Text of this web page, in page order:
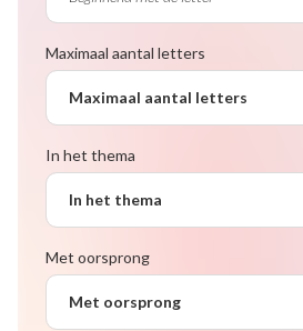
Maximaal aantal letters
Maximaal aantal letters
In het thema
In het thema
Met oorsprong
Met oorsprong